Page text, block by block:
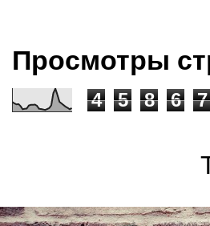
Просмотры
4 5 8 6 7